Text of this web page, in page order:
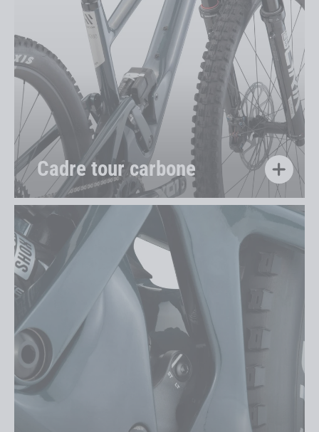
Cadre tour carbone